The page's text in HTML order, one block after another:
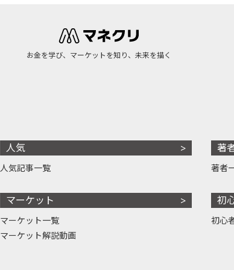
お金を学び、マーケットを知り、未来を描く
人気
人気記事一覧
マーケット
マーケット一覧
マーケット解説動画
著
著者
初
初心